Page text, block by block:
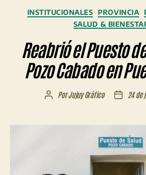
INSTITUCIONALES PROVINCIA
SALUD &
Reabrió el Puesto
Pozo Cabado en
Autor
entrada
PorJujuy Gráfico
Fecha
entrada
24 de